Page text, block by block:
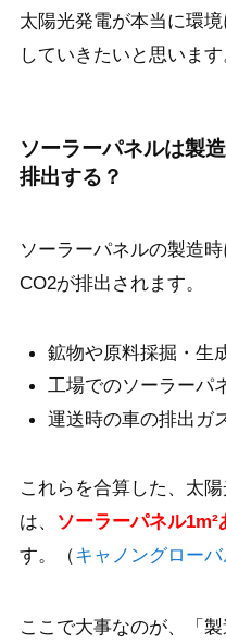
太陽光発電が本当に環
していきたいと思います
ソーラーパネルは製
排出する？
ソーラーパネルの製造
CO2が排出されます。
鉱物や原料採掘・生
工場でのソーラーパ
運送時の車の排出ガ
これらを合算した、太
は、
ソーラーパネル
す。（キャノングロー
ここで大事なのが、「